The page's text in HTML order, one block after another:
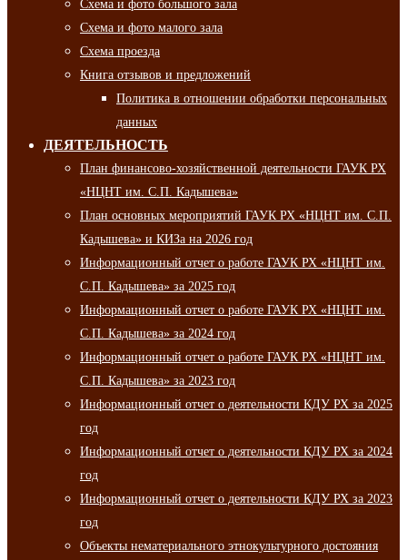
Схема и фото большого зала
Схема и фото малого зала
Схема проезда
Книга отзывов и предложений
Политика в отношении обработки персональных
данных
ДЕЯТЕЛЬНОСТЬ
План финансово-хозяйственной деятельности ГАУК РХ
«НЦНТ им. С.П. Кадышева»
План основных мероприятий ГАУК РХ «НЦНТ им. С.П.
Кадышева» и КИЗа на 2026 год
Информационный отчет о работе ГАУК РХ «НЦНТ им.
С.П. Кадышева» за 2025 год
Информационный отчет о работе ГАУК РХ «НЦНТ им.
С.П. Кадышева» за 2024 год
Информационный отчет о работе ГАУК РХ «НЦНТ им.
С.П. Кадышева» за 2023 год
Информационный отчет о деятельности КДУ РХ за 2025
год
Информационный отчет о деятельности КДУ РХ за 2024
год
Информационный отчет о деятельности КДУ РХ за 2023
год
Объекты нематериального этнокультурного достояния